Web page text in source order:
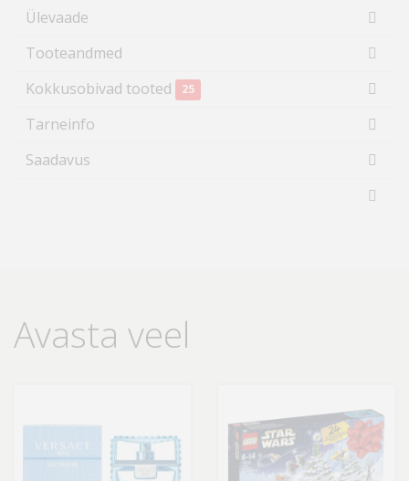
Ülevaade
Tooteandmed
Kokkusobivad tooted
25
Tarneinfo
Saadavus
Avasta veel